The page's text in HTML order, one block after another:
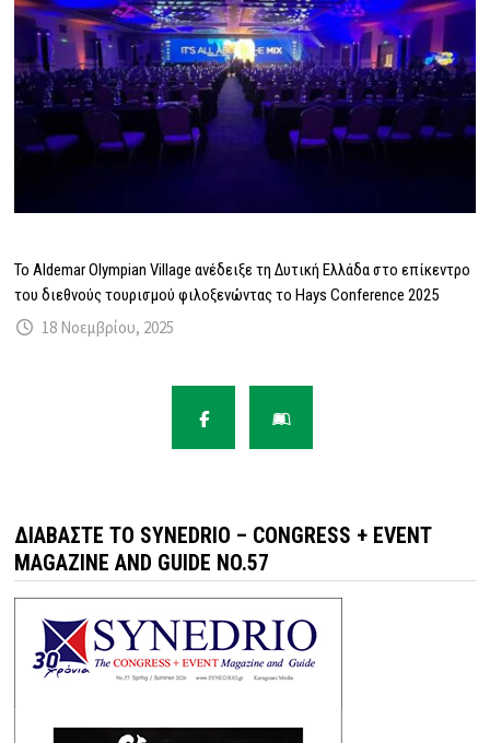
Το Aldemar Olympian Village ανέδειξε τη Δυτική Ελλάδα στο επίκεντρο
του διεθνούς τουρισμού φιλοξενώντας το Hays Conference 2025
18 Νοεμβρίου, 2025
ΔΙΑΒΆΣΤΕ ΤΟ SYNEDRIO – CONGRESS + EVENT
MAGAZINE AND GUIDE NO.57